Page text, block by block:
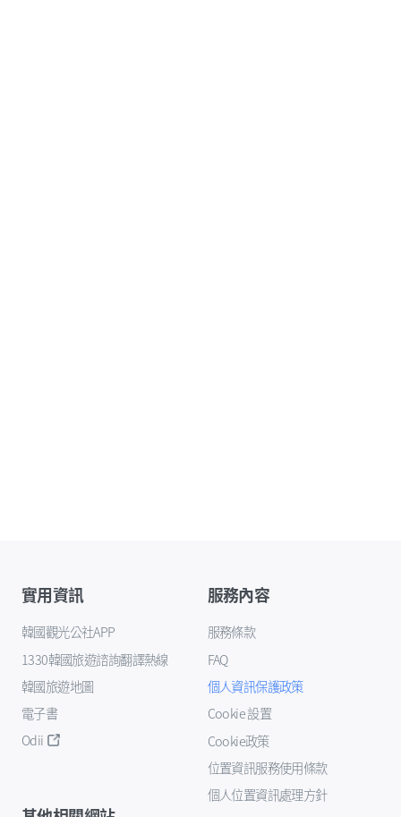
實用資訊
韓國觀光公社APP
1330韓國旅遊諮詢翻譯熱線
韓國旅遊地圖
電子書
Odii
服務內容
服務條款
FAQ
個人資訊保護政策
Cookie 設置
Cookie政策
位置資訊服務使用條款
個人位置資訊處理方針